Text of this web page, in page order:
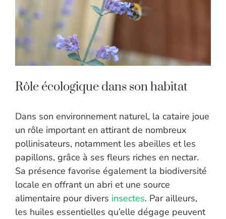
Rôle écologique dans son habitat
Dans son environnement naturel, la cataire joue
un rôle important en attirant de nombreux
pollinisateurs, notamment les abeilles et les
papillons, grâce à ses fleurs riches en nectar.
Sa présence favorise également la biodiversité
locale en offrant un abri et une source
alimentaire pour divers insectes. Par ailleurs,
les huiles essentielles qu’elle dégage peuvent